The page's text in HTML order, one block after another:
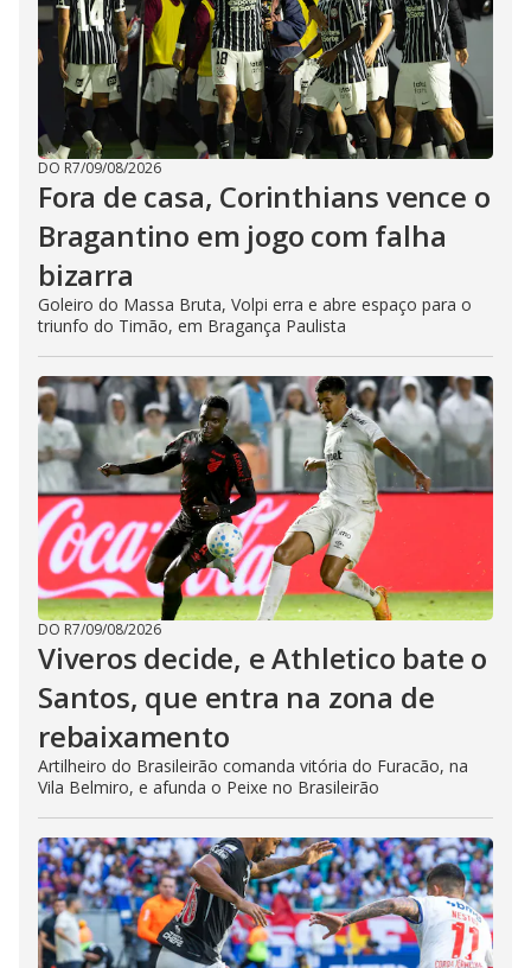
DO R7/09/08/2026
Fora de casa, Corinthians vence o
Bragantino em jogo com falha
bizarra
Goleiro do Massa Bruta, Volpi erra e abre espaço para o
triunfo do Timão, em Bragança Paulista
DO R7/09/08/2026
Viveros decide, e Athletico bate o
Santos, que entra na zona de
rebaixamento
Artilheiro do Brasileirão comanda vitória do Furacão, na
Vila Belmiro, e afunda o Peixe no Brasileirão